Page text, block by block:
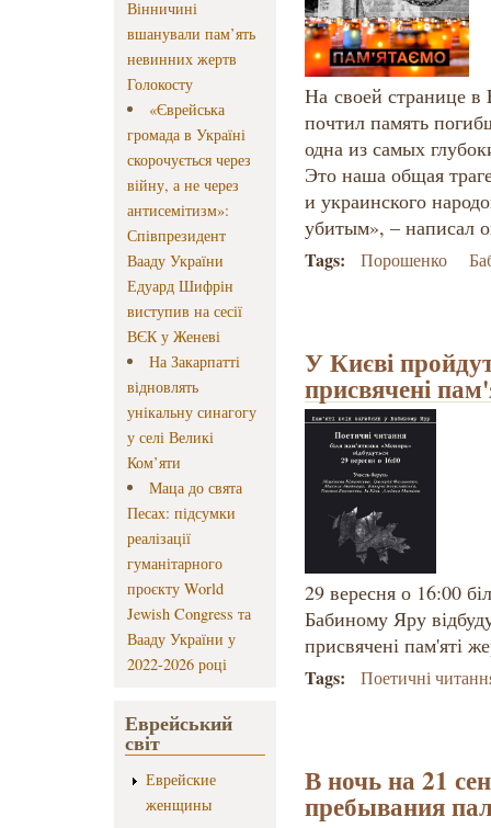
Вінничині
вшанували пам’ять
невинних жертв
Голокосту
«Єврейська
громада в Україні
скорочується через
війну, а не через
антисемітизм»:
Співпрезидент
Вааду України
Едуард Шифрін
виступив на сесії
ВЄК у Женеві
На Закарпатті
відновлять
унікальну синагогу
у селі Великі
Ком’яти
Маца до свята
Песах: підсумки
реалізації
гуманітарного
проєкту World
Jewish Congress та
Вааду України у
2022-2026 році
Еврейський
світ
Еврейские
женщины
На своей странице
почтил память
одна из самых
Это наша общая
и украинского
убитым», – написал
Tags: Порошенко
У Києві
присвячені
29 вересня о 16:00
Бабиному Яру
присвячені пам'яті
Tags: Поетичні
В ночь на 21
пребывания